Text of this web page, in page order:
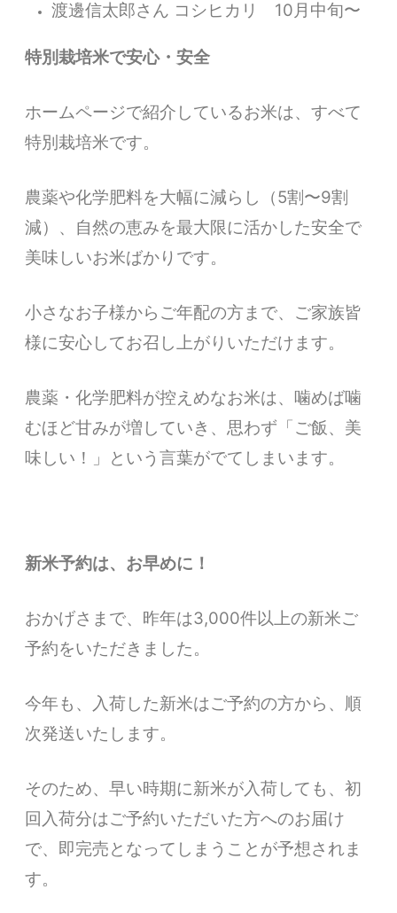
渡邊信太郎さん コシヒカリ 10月中旬〜
特別栽培米で安心・安全
ホームページで紹介しているお米は、すべて
特別栽培米です。
農薬や化学肥料を大幅に減らし（5割〜9割
減）、自然の恵みを最大限に活かした安全で
美味しいお米ばかりです。
小さなお子様からご年配の方まで、ご家族皆
様に安心してお召し上がりいただけます。
農薬・化学肥料が控えめなお米は、噛めば噛
むほど甘みが増していき、思わず「ご飯、美
味しい！」という言葉がでてしまいます。
新米予約は、お早めに！
おかげさまで、昨年は3,000件以上の新米ご
予約をいただきました。
今年も、入荷した新米はご予約の方から、順
次発送いたします。
そのため、早い時期に新米が入荷しても、初
回入荷分はご予約いただいた方へのお届け
で、即完売となってしまうことが予想されま
す。